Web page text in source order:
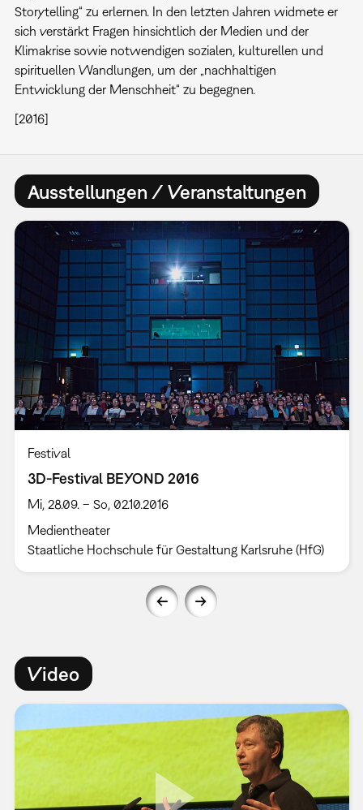
Storytelling“ zu erlernen. In den letzten Jahren widmete er
sich verstärkt Fragen hinsichtlich der Medien und der
Klimakrise sowie notwendigen sozialen, kulturellen und
spirituellen Wandlungen, um der „nachhaltigen
Entwicklung der Menschheit“ zu begegnen.
[2016]
Ausstellungen / Veranstaltungen
Festival
3D-Festival BEYOND 2016
Mi, 28.09. – So, 02.10.2016
Medientheater
Staatliche Hochschule für Gestaltung Karlsruhe (HfG)
Video